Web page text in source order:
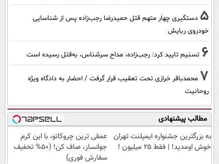
5 دستگیری چهار متهم قتل حمیدرضا رجب‌زاده پس از شناسایی
خودروی ربایش
6 تسنیم تایید کرد: رجب‌زاده، مداح سرشناس، به‌قتل رسیده است
7 محمدباقر خرازی تحت تعقیب قرار گرفت / احضار به دادگاه ویژه
روحانیت
مطالب پیشنهادی
به بزرگترین جشنواره ایمپلنت تهران
خوش اومدید! | فقط ۲۵ میلیون !
عمقی ترین چروکاتو، با این کرم
جوانساز، صاف کن! (50% تخفیف
سفارش فوری)